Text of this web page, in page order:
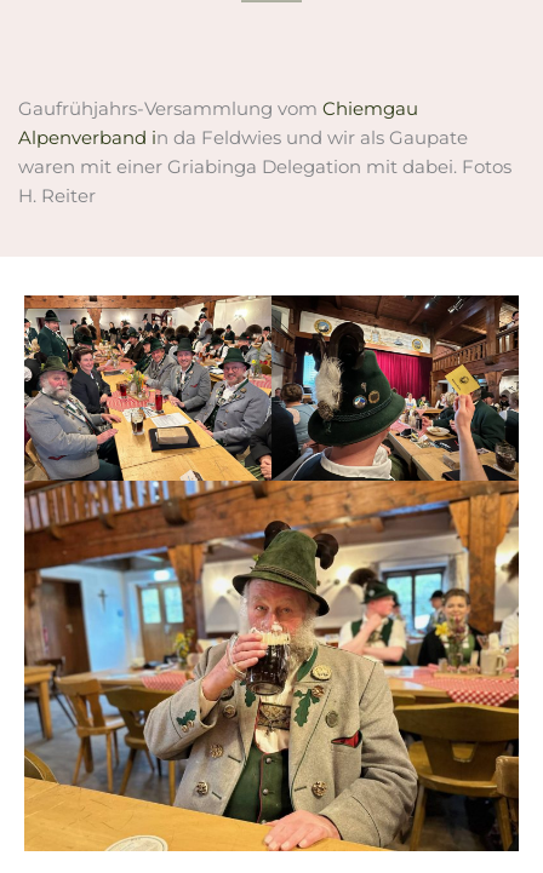
Gaufrühjahrs-Versammlung vom Chiemgau
Alpenverband in da Feldwies und wir als Gaupate
waren mit einer Griabinga Delegation mit dabei. Fotos
H. Reiter